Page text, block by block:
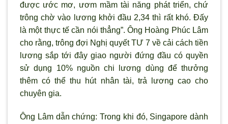
được ước mơ, ươm mầm tài năng phát triển, chứ
trông chờ vào l ương khởi đầu 2,34 thì rất khó. Đấy
là một thực tế cần nói thẳng”. Ông Hoàng Phúc Lâm
cho rằng, trông đợi Nghị quyết TƯ 7 về cải cách tiền
lương sắp tới đây giao người đứng đầu có quyền
sử dụng 10% nguồn chi lương dùng để thưởng
thêm có thể thu hút nhân tài, trả l ương cao cho
chuyên gia.
Ông Lâm dẫn chứng: Trong khi đó, Singapore dành